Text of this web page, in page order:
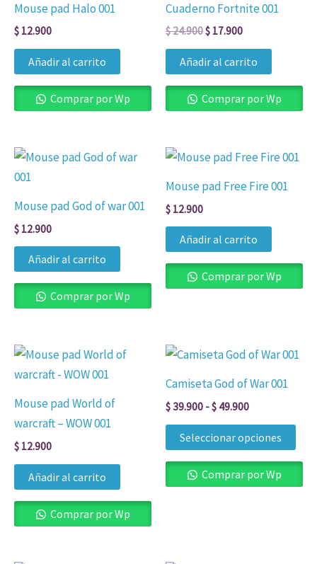
Mouse pad Halo 001
$ 12.900
Añadir al carrito
Comprar por Wp
Cuaderno Fortnite 001
$24.900$ 17.900
Añadir al carrito
Comprar por Wp
Mouse pad God of war 001
$ 12.900
Añadir al carrito
Comprar por Wp
Mouse pad Free Fire 001
$ 12.900
Añadir al carrito
Comprar por Wp
Mouse pad World of
warcraft – WOW 001
$ 12.900
Añadir al carrito
Comprar por Wp
Camiseta God of War 001
$39.900 -$ 49.900
Rango
precios:
desde
$ 39.900
$ 49.900
Seleccionar opciones
Este
Las
Comprar por Wp